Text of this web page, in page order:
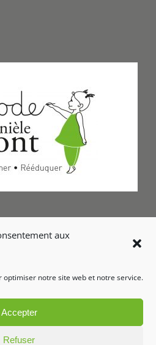
aux
optimiser notre site web et notre service.
Accepter
Refuser